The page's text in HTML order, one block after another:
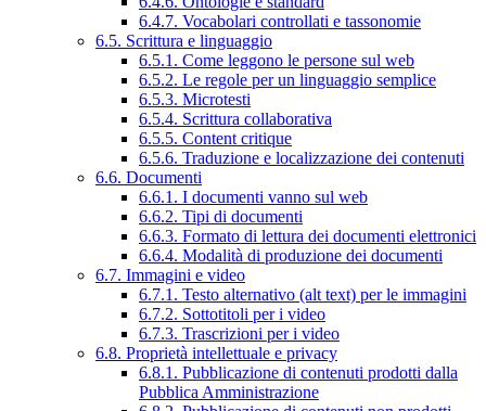
6.4.7. Vocabolari controllati e tassonomie
6.5. Scrittura e linguaggio
6.5.1. Come leggono le persone sul web
6.5.2. Le regole per un linguaggio semplice
6.5.3. Microtesti
6.5.4. Scrittura collaborativa
6.5.5. Content critique
6.5.6. Traduzione e localizzazione dei contenuti
6.6. Documenti
6.6.1. I documenti vanno sul web
6.6.2. Tipi di documenti
6.6.3. Formato di lettura dei documenti elettronici
6.6.4. Modalità di produzione dei documenti
6.7. Immagini e video
6.7.1. Testo alternativo (alt text) per le immagini
6.7.2. Sottotitoli per i video
6.7.3. Trascrizioni per i video
6.8. Proprietà intellettuale e privacy
6.8.1. Pubblicazione di contenuti prodotti dalla
Pubblica Amministrazione